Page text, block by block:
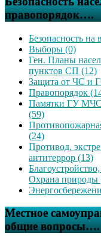
правопорядок….
Безопасность на
Выборы (0)
Ген. Планы
пунктов СП (12)
Защита от ЧС и
Правопорядок
Памятки ГУ
(59)
(24)
Противод.
антитеррор (13)
Охрана природы
Местное
общие вопросы….